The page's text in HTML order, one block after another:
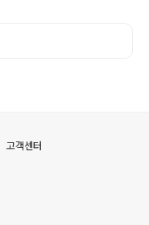
고객센터